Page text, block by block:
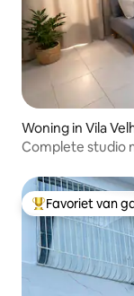
Woning in Vila
Complete studio
Topfavoriet van
Favoriet van